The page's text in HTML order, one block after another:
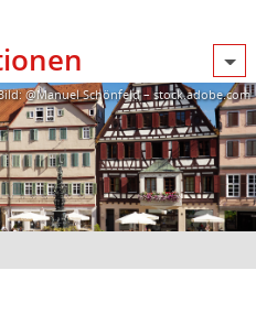
@Manuel Schönfeld – stock.adobe.com